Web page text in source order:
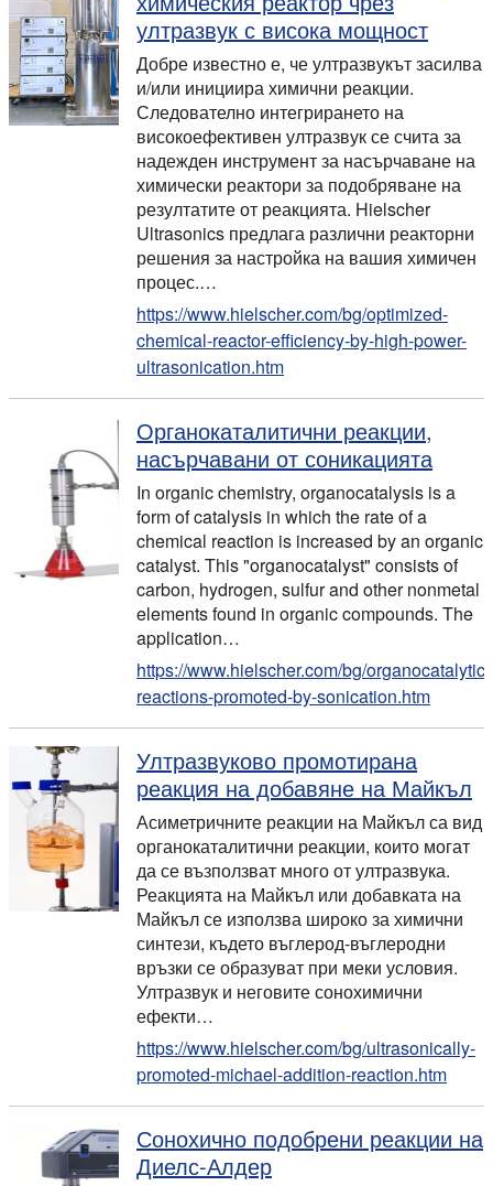
ултразвук с висока мощност
Добре известно е, че ултразвукът засилва
и/или инициира химични реакции.
Следователно интегрирането на
високоефективен ултразвук се счита за
надежден инструмент за насърчаване на
химически реактори за подобряване на
резултатите от реакцията. Hielscher
Ultrasonics предлага различни реакторни
решения за настройка на вашия химичен
процес.…
https://www.hielscher.com/bg/optimized-
chemical-reactor-efficiency-by-high-power-
ultrasonication.htm
Органокаталитични реакции,
насърчавани от соникацията
In organic chemistry, organocatalysis is a
form of catalysis in which the rate of a
chemical reaction is increased by an organic
catalyst. This "organocatalyst" consists of
carbon, hydrogen, sulfur and other nonmetal
elements found in organic compounds. The
application…
https://www.hielscher.com/bg/organocatalytic-
reactions-promoted-by-sonication.htm
Ултразвуково промотирана
реакция на добавяне на Майкъл
Асиметричните реакции на Майкъл са вид
органокаталитични реакции, които могат
да се възползват много от ултразвука.
Реакцията на Майкъл или добавката на
Майкъл се използва широко за химични
синтези, където въглерод-въглеродни
връзки се образуват при меки условия.
Ултразвук и неговите сонохимични
ефекти…
https://www.hielscher.com/bg/ultrasonically-
promoted-michael-addition-reaction.htm
Сонохично подобрени реакции на
Диелс-Алдер